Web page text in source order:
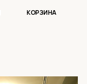
КОРЗИНА